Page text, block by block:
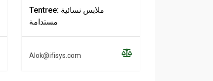
Tentree: ملابس نسائية
مستدامة
Alok@ifisys.com